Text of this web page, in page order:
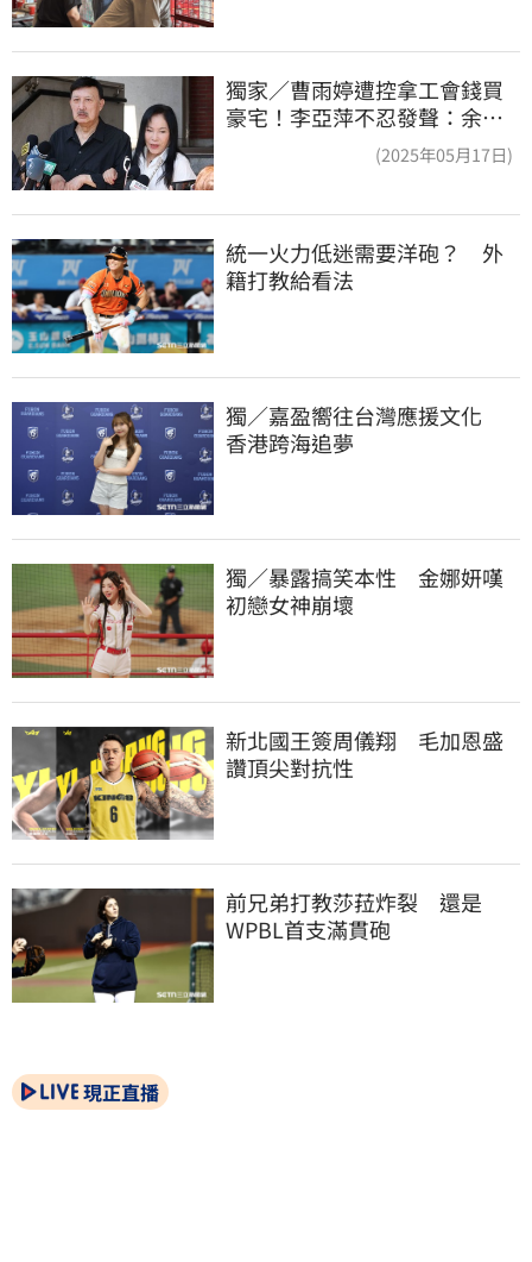
獨家／曹雨婷遭控拿工會錢買
豪宅！李亞萍不忍發聲：余天
(2025年05月17日)
統一火力低迷需要洋砲？　外
籍打教給看法
獨／嘉盈嚮往台灣應援文化
香港跨海追夢
獨／暴露搞笑本性　金娜妍嘆
初戀女神崩壞
新北國王簽周儀翔　毛加恩盛
讚頂尖對抗性
前兄弟打教莎菈炸裂　還是
WPBL首支滿貫砲
現正直播